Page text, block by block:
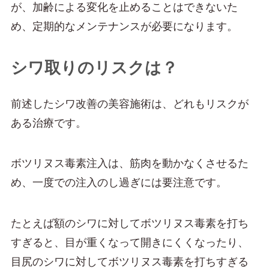
が、加齢による変化を止めることはできないた
め、定期的なメンテナンスが必要になります。
シワ取りのリスクは？
前述したシワ改善の美容施術は、どれもリスクが
ある治療です。
ボツリヌス毒素注入は、筋肉を動かなくさせるた
め、一度での注入のし過ぎには要注意です。
たとえば額のシワに対してボツリヌス毒素を打ち
すぎると、目が重くなって開きにくくなったり、
目尻のシワに対してボツリヌス毒素を打ちすぎる